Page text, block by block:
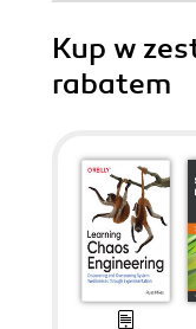
Kup w
rabatem